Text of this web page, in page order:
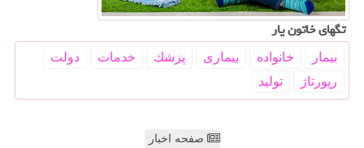
تگهای خاتون یار
بیمار خانواده بیماری پزشك خدمات
دولت
رپورتاژ
تولید
صفحه اخبار